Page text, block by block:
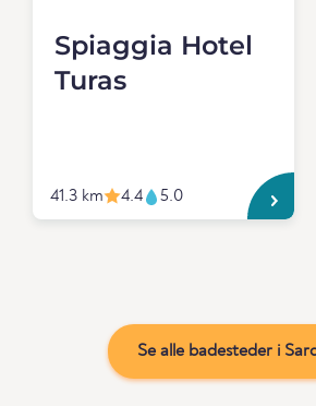
Spiaggia Hotel
Turas
41.3 km 4.4 5.0
Se alle badesteder i